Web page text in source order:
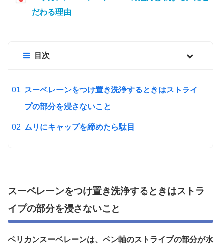
だわる理由
目次
スーベレーンをつけ置き洗浄するときはストライ
プの部分を浸さないこと
ムリにキャップを締めたら駄目
スーベレーンをつけ置き洗浄するときはストラ
イプの部分を浸さないこと
ペリカンスーベレーンは、ペン軸のストライプの部分が水